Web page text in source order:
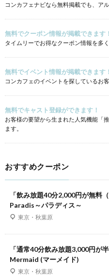
コンカフェナビなら無料掲載でも、ア
無料でクーポン情報が掲載できます！
タイムリーでお得なクーポン情報を多
無料でイベント情報が掲載できます！
コンカフェのイベントを探しているお
無料でキャスト登録ができます！
お客様の要望から生まれた人気機能「
ます。
おすすめクーポン
「飲み放題40分2,000円が無料
Paradis～パラディス～
東京・秋葉原
「通常40分飲み放題3,000円が
Mermaid (マーメイド)
東京・秋葉原